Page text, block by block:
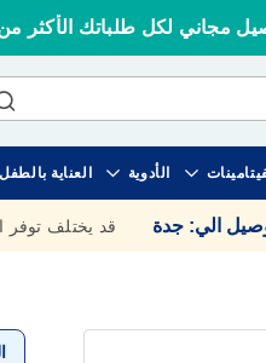
مجاني لكل طلباتك الأكثر من 100
الأدوية العناية
الي: جدة قد يختلف توفر